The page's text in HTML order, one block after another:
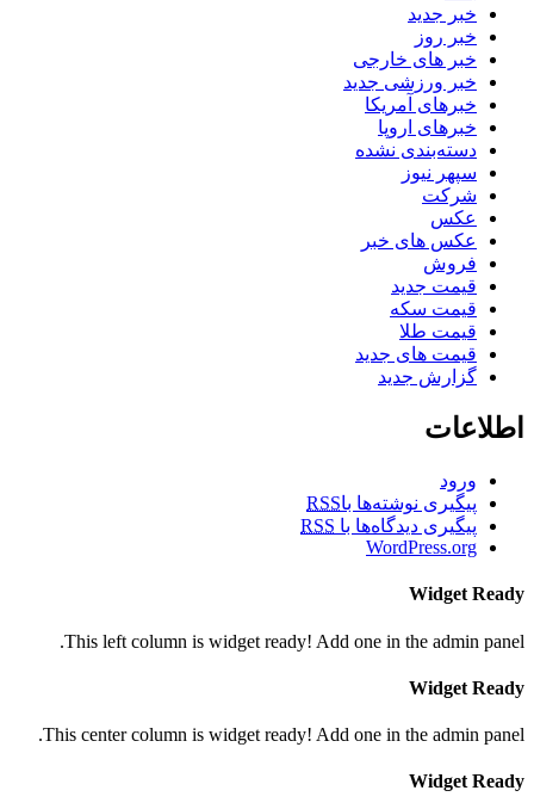
خبر جدید
خبر روز
خبر های خارجی
خبر ورزشی جدید
خبرهای آمریکا
خبرهای اروپا
دسته‌بندی نشده
سپهر نیوز
شرکت
عکس
عکس های خبر
فروش
قیمت جدید
قیمت سکه
قیمت طلا
قیمت های جدید
گزارش جدید
اطلاعات
ورود
پیگیری نوشته‌ها باRSS
پیگیری دیدگاه‌ها با RSS
WordPress.org
Widget Ready
This left column is widget ready! Add one in the admin panel.
Widget Ready
This center column is widget ready! Add one in the admin panel.
Widget Ready